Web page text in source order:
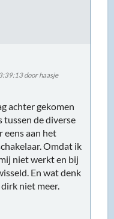
door haasje
achter gekomen
tussen de diverse
eens aan het
Omdat ik
niet werkt en bij
En wat denk
niet meer.